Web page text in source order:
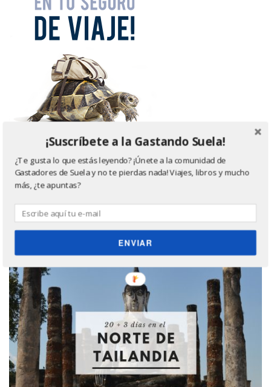
¿Donde quieres ir? ¡Te ayudo!
¡Suscríbete a la Gastando Suela!
¿Te gusta lo que estás leyendo? ¡Únete a la comunidad de
Gastadores de Suela y no te pierdas nada! Viajes, libros y mucho
más, ¿te apuntas?
ENVIAR